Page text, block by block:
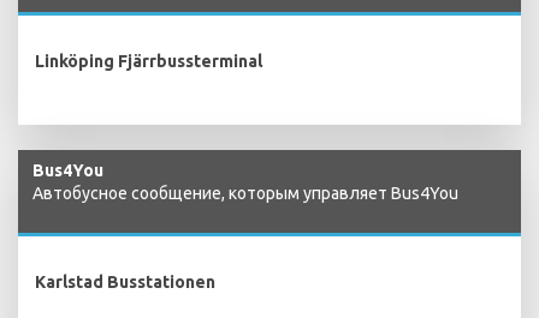
Linköping Fjärrbussterminal
Bus4You
Автобусное сообщение, которым управляет Bus4You
Karlstad Busstationen